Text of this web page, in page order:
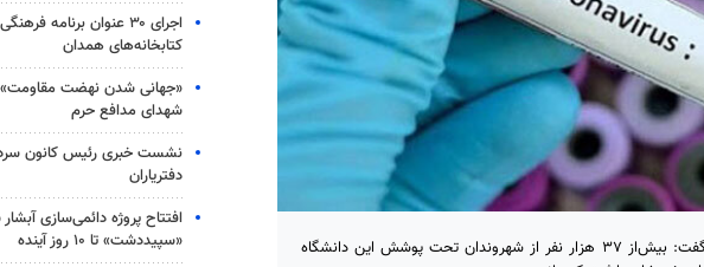
زاهدان- معاون دانشگاه علوم پزشکی زاهدان گفت: بیش‌از ۳۷ هزار نفر از شهروندان تحت پوشش این دانشگاه
اجرای ۳۰ عنوان برنامه
کتابخانه‎‌های همدان
«جهانی شدن نهضت مقاومت»
شهدای مدافع حرم
نشست خبری رئیس کانون
دفتریاران
افتتاح پروژه دائمی‌سازی
«سپیددشت» تا ۱۰ روز آینده